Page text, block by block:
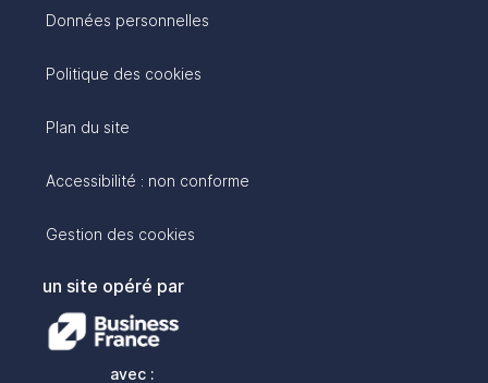
Données personnelles
Politique des cookies
Plan du site
Accessibilité : non conforme
Gestion des cookies
un site opéré par
avec :